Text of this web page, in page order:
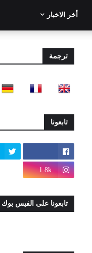
أخر الاخبار
ترجمة
تابعونا
1.8k
تابعونا على الفيس بوك